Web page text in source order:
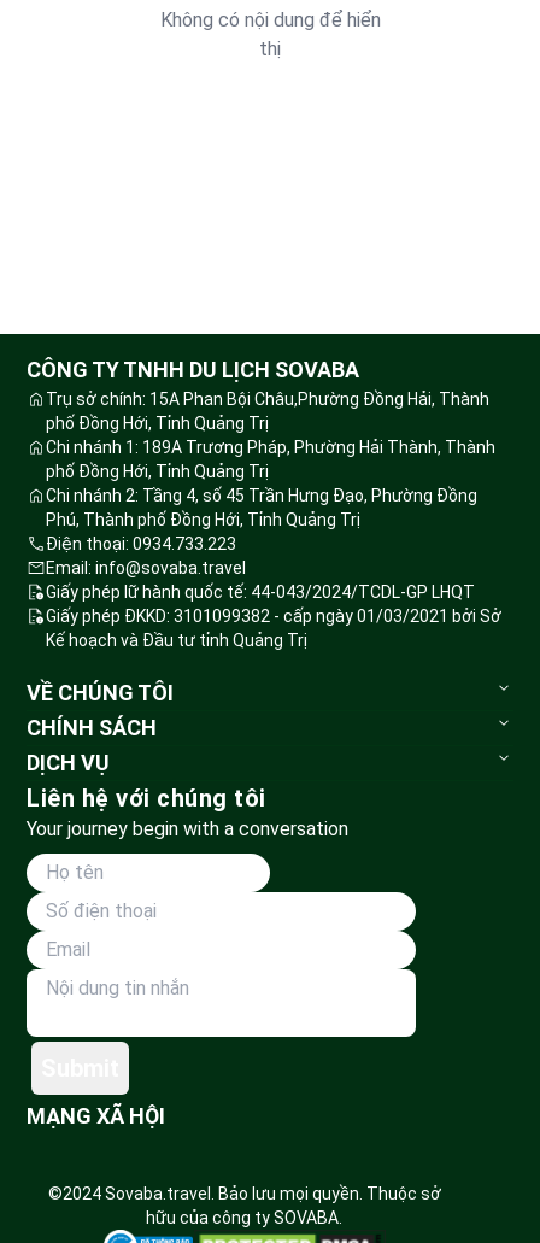
Không có nội dung để hiển
thị
CÔNG TY TNHH DU LỊCH SOVABA
Trụ sở chính: 15A Phan Bội Châu,Phường Đồng Hải, Thành
phố Đồng Hới, Tỉnh Quảng Trị
Chi nhánh 1: 189A Trương Pháp, Phường Hải Thành, Thành
phố Đồng Hới, Tỉnh Quảng Trị
Chi nhánh 2: Tầng 4, số 45 Trần Hưng Đạo, Phường Đồng
Phú, Thành phố Đồng Hới, Tỉnh Quảng Trị
Điện thoại: 0934.733.223
Email: info@sovaba.travel
Giấy phép lữ hành quốc tế: 44-043/2024/TCDL-GP LHQT
Giấy phép ĐKKD: 3101099382 - cấp ngày 01/03/2021 bởi Sở
Kế hoạch và Đầu tư tỉnh Quảng Trị
VỀ CHÚNG TÔI
Sovaba.travel
CHÍNH SÁCH
Bảo mật thông tin
Đặt tour
Huỷ tour & hoàn tiền
Phương thức vận chuyển
Thanh toán
DỊCH VỤ
Tour du lịch
Vé vui chơi
Tour đoàn
Land Tour
Dành cho đối tác
Liên hệ với chúng tôi
Your journey begin with a conversation
MẠNG XÃ HỘI
©2024 Sovaba.travel. Bảo lưu mọi quyền. Thuộc sở
hữu của công ty SOVABA.